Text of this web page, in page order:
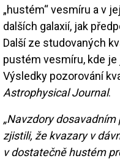
„hustém“ vesmíru a v
dalších galaxií, jak
Další ze studovaných
pustém vesmíru, kde je
Výsledky pozorování
Astrophysical Journal.
„Navzdory
zjistili, že kvazary v
v dostatečně hustém